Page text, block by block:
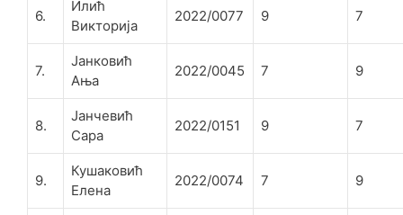
6.
Илић
Викторија
2022/0077 9 7
7.
Јанковић
Ања
2022/0045 7 9
8.
Јанчевић
Сара
2022/0151 9 7
9.
Кушаковић
Елена
2022/0074 7 9